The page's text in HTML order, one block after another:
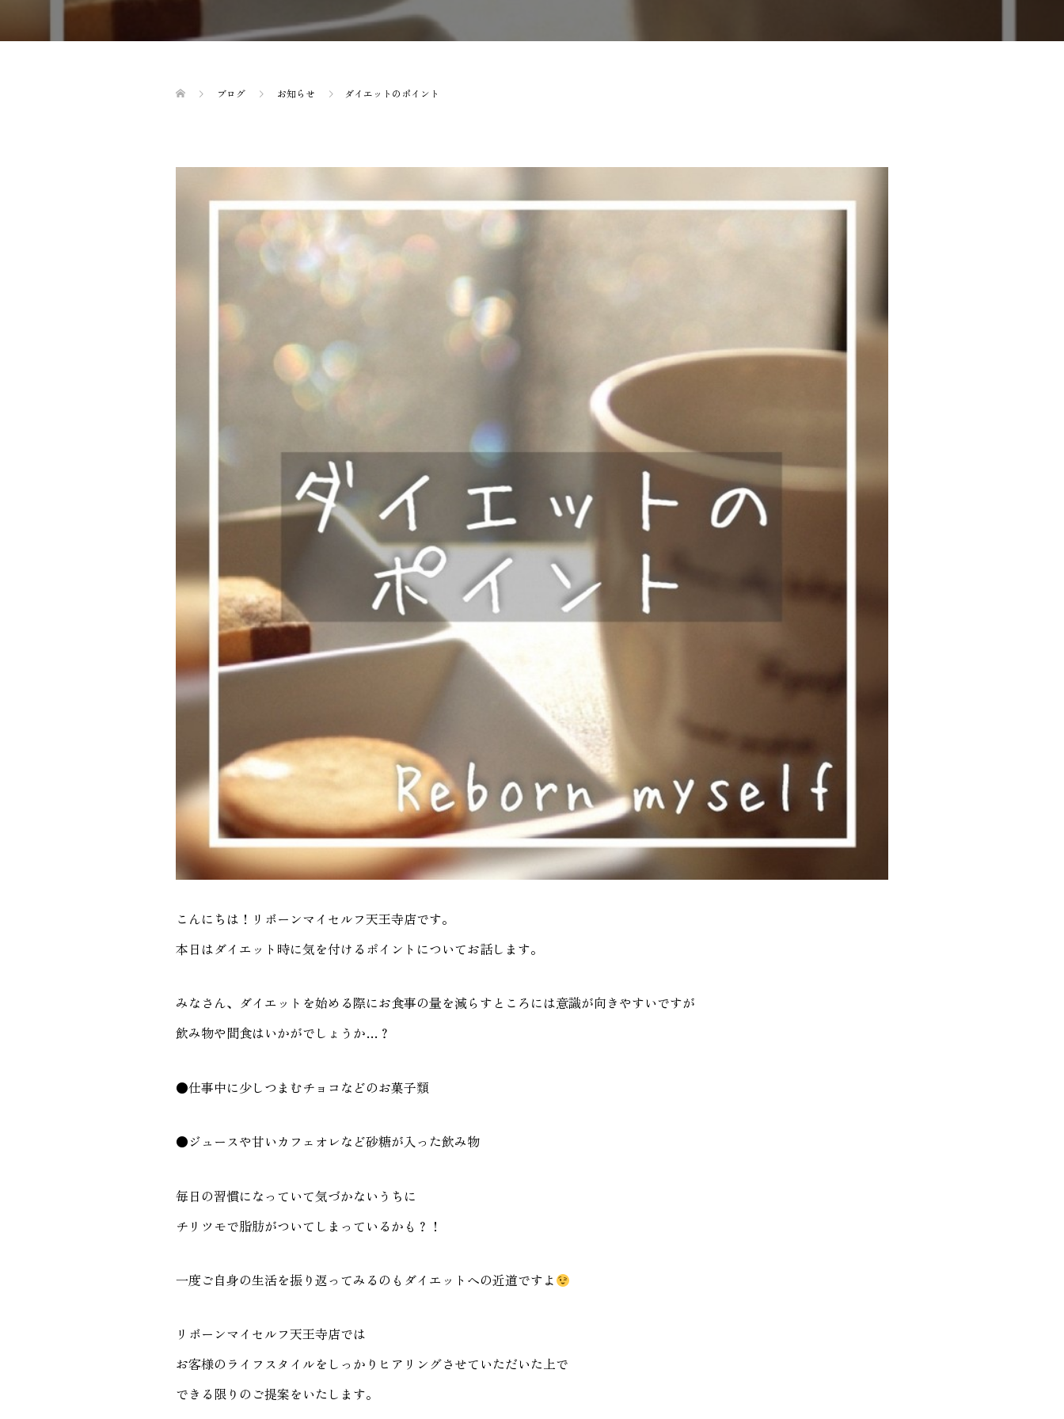
ブログ お知らせ ダイエットのポイント
こんにちは！リボーンマイセルフ天王寺店です。
本日はダイエット時に気を付けるポイントについてお話します。
みなさん、ダイエットを始める際にお食事の量を減らすところには意識が向きやすいですが
飲み物や間食はいかがでしょうか…？
●仕事中に少しつまむチョコなどのお菓子類
●ジュースや甘いカフェオレなど砂糖が入った飲み物
毎日の習慣になっていて気づかないうちに
チリツモで脂肪がついてしまっているかも？！
一度ご自身の生活を振り返ってみるのもダイエットへの近道ですよ
リボーンマイセルフ天王寺店では
お客様のライフスタイルをしっかりヒアリングさせていただいた上で
できる限りのご提案をいたします。